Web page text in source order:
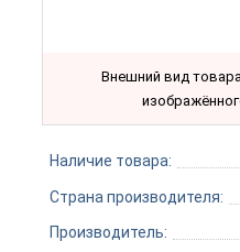
Внешний вид
Наличие товара:
Страна производителя:
Производитель: